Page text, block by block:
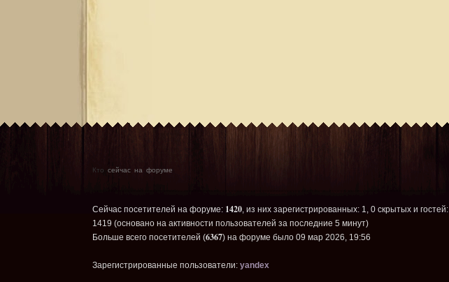
Кто сейчас на форуме
Сейчас посетителей на форуме: 1420, из них зарегистрированных: 1, 0 скрытых и гостей:
1419 (основано на активности пользователей за последние 5 минут)
Больше всего посетителей (6367) на форуме было 09 мар 2026, 19:56
Зарегистрированные пользователи: yandex